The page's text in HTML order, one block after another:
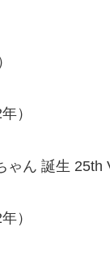
）
ん 誕生 25th
）